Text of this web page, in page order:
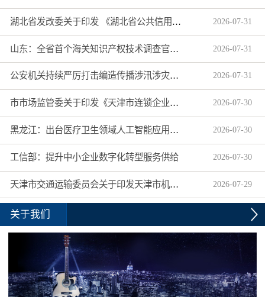
湖北省发改委关于印发 《湖北省公共信用信息目录（2026年版）》的通知 2026-07-31
山东：全省首个海关知识产权技术调查官制度落地济南自贸片区 2026-07-31
公安机关持续严厉打击编造传播涉汛涉灾网络谣言 2026-07-31
市市场监管委关于印发《天津市连锁企业食品经营许可“先证后核”信用承诺审批实施办法》的通知 2026-07-30
黑龙江：出台医疗卫生领域人工智能应用工作实施方案 2026-07-30
工信部：提升中小企业数字化转型服务供给 2026-07-30
天津市交通运输委员会关于印发天津市机动车驾驶员培训机构及教练员综合信用评价管理办法的通知 2026-07-29
关于我们